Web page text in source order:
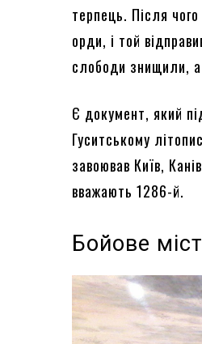
терпець. Після
орди, і той
слободи знищили, а
Є документ, який
Гуситському
завоював Київ,
вважають 1286-й.
Бойове